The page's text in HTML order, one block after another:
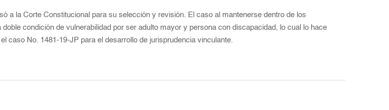
a la Corte Constitucional para su selección y revisión. El caso al mantenerse dentro de los
condición de vulnerabilidad por ser adulto mayor y persona con discapacidad, lo cual lo hace
caso No. 1481-19-JP para el desarrollo de jurisprudencia vinculante.